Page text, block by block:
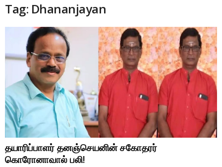
Tag: Dhananjayan
தயாரிப்பாளர் தனஞ்செயனின் சகோதரர்
கொரோனாவால் பலி!